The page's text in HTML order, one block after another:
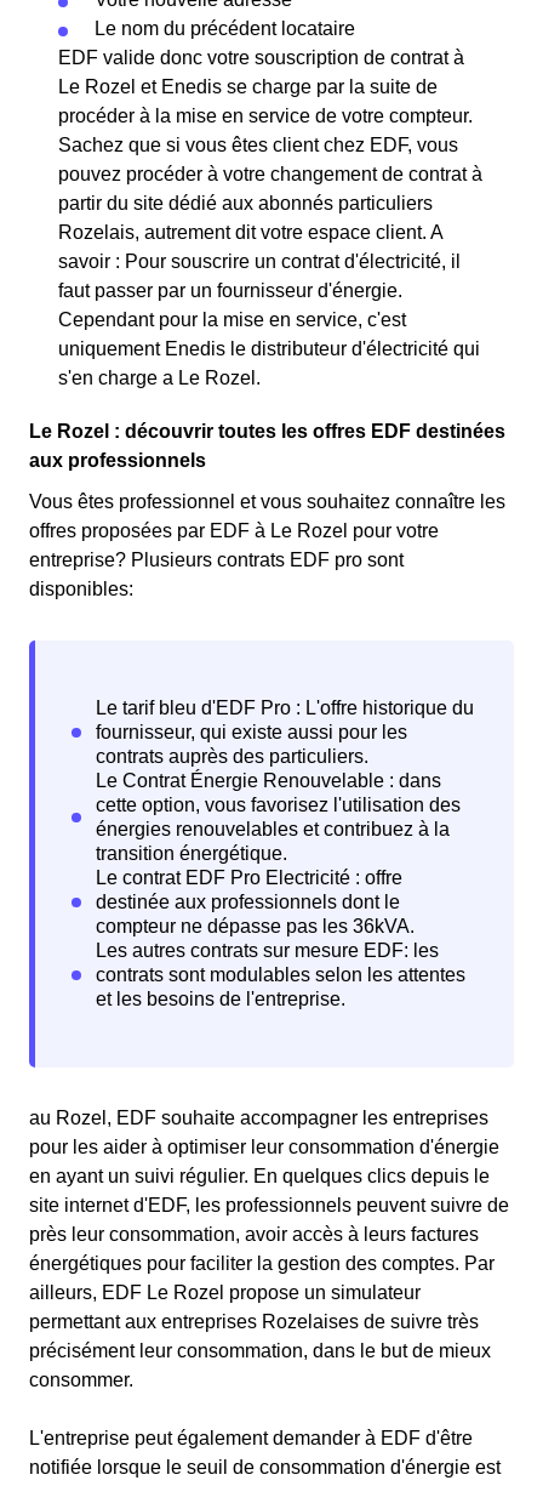
Le nom du précédent locataire
EDF valide donc votre souscription de contrat à
Le Rozel et Enedis se charge par la suite de
procéder à la mise en service de votre compteur.
Sachez que si vous êtes client chez EDF, vous
pouvez procéder à votre changement de contrat à
partir du site dédié aux abonnés particuliers
Rozelais, autrement dit votre espace client. A
savoir : Pour souscrire un contrat d'électricité, il
faut passer par un fournisseur d'énergie.
Cependant pour la mise en service, c'est
uniquement Enedis le distributeur d'électricité qui
s'en charge a Le Rozel.
Le Rozel : découvrir toutes les offres EDF destinées
aux professionnels
Vous êtes professionnel et vous souhaitez connaître les
offres proposées par EDF à Le Rozel pour votre
entreprise? Plusieurs contrats EDF pro sont
disponibles:
au Rozel, EDF souhaite accompagner les entreprises
pour les aider à optimiser leur consommation d'énergie
en ayant un suivi régulier. En quelques clics depuis le
site internet d'EDF, les professionnels peuvent suivre de
près leur consommation, avoir accès à leurs factures
énergétiques pour faciliter la gestion des comptes. Par
ailleurs, EDF Le Rozel propose un simulateur
permettant aux entreprises Rozelaises de suivre très
précisément leur consommation, dans le but de mieux
consommer.
L'entreprise peut également demander à EDF d'être
notifiée lorsque le seuil de consommation d'énergie est